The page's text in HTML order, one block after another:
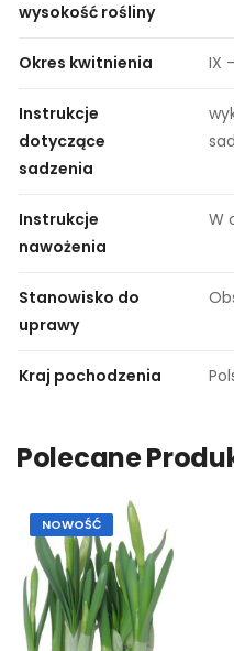
wysokość rośliny
Okres kwitnienia IX
Instrukcje
dotyczące
sadzenia
Instrukcje
nawożenia
W
Stanowisko do
uprawy
Kraj pochodzenia
Polecane
NOWOŚĆ